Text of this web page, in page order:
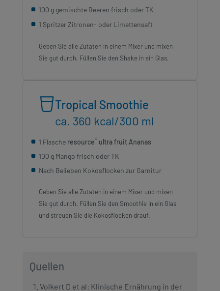
100 g gemischte Beeren frisch oder TK
1 Spritzer Zitronen- oder Limettensaft
Geben Sie alle Zutaten in einem Mixer und mixen
Sie gut durch. Füllen Sie den Shake in ein Glas.
Tropical Smoothie
ca. 360 kcal/300 ml
1 Flasche resource®ultra fruit Ananas
100 g Mango frisch oder TK
Nach Belieben Kokosflocken zur Garnitur
Geben Sie alle Zutaten in einem Mixer und mixen
Sie gut durch. Füllen Sie den Smoothie in ein Glas
und streuen Sie die Kokosflocken drauf.
Quellen
Volkert D et al: Klinische Ernährung in der